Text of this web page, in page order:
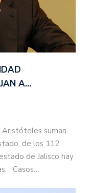
A…
Aristóteles suman
de los 112
de Jalisco hay
Casos…